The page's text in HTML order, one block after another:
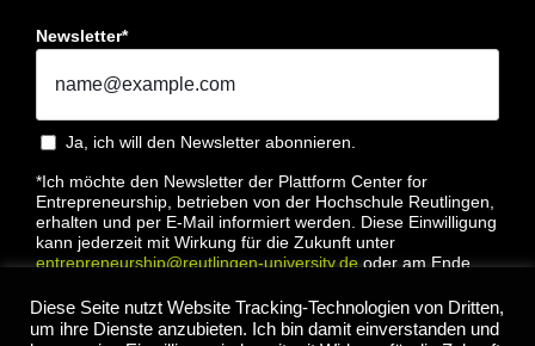
Newsletter*
Ja, ich will den Newsletter abonnieren.
*Ich möchte den Newsletter der Plattform Center for
Entrepreneurship, betrieben von der Hochschule Reutlingen,
erhalten und per E-Mail informiert werden. Diese Einwilligung
kann jederzeit mit Wirkung für die Zukunft unter
entrepreneurship@reutlingen-university.deoder am Ende
Datenschutzbestimmung
Diese Seite nutzt Website Tracking-Technologien von Dritten,
um ihre Dienste anzubieten. Ich bin damit einverstanden und